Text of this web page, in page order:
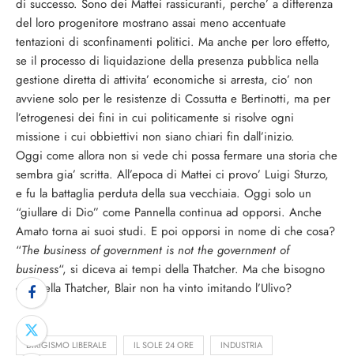
di successo. Sono dei Mattei rassicuranti, perche’ a differenza
del loro progenitore mostrano assai meno accentuate
tentazioni di sconfinamenti politici. Ma anche per loro effetto,
se il processo di liquidazione della presenza pubblica nella
gestione diretta di attivita’ economiche si arresta, cio’ non
avviene solo per le resistenze di Cossutta e Bertinotti, ma per
l’etrogenesi dei fini in cui politicamente si risolve ogni
missione i cui obbiettivi non siano chiari fin dall’inizio.
Oggi come allora non si vede chi possa fermare una storia che
sembra gia’ scritta. All’epoca di Mattei ci provo’ Luigi Sturzo,
e fu la battaglia perduta della sua vecchiaia. Oggi solo un
“giullare di Dio” come Pannella continua ad opporsi. Anche
Amato torna ai suoi studi. E poi opporsi in nome di che cosa?
“The business of government is not the government of
business“, si diceva ai tempi della Thatcher. Ma che bisogno
c’e’ della Thatcher, Blair non ha vinto imitando l’Ulivo?
DIRIGISMO LIBERALE IL SOLE 24 ORE INDUSTRIA